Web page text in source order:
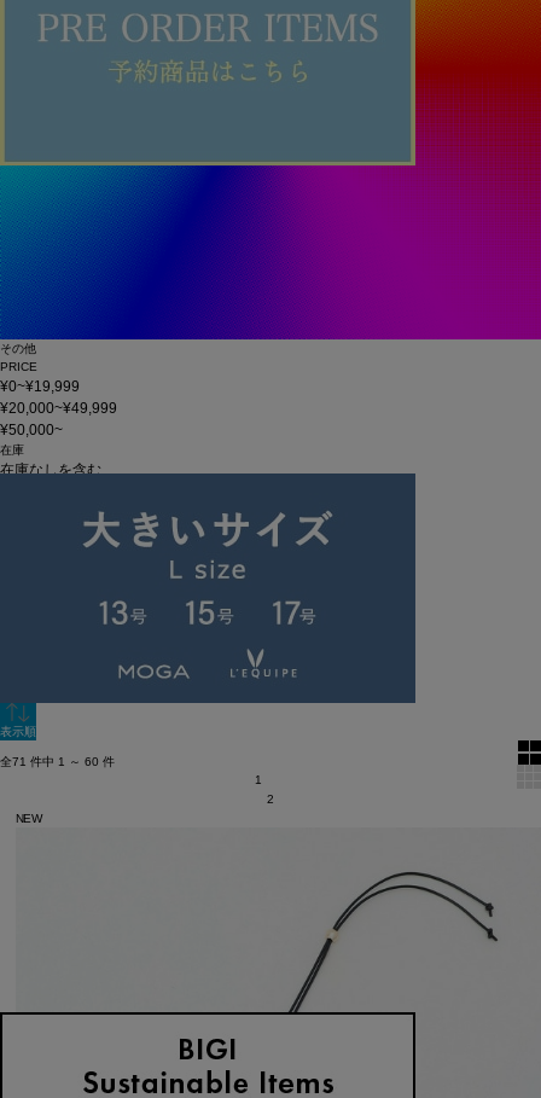
その他
PRICE
¥0~¥19,999
¥20,000~¥49,999
¥50,000~
在庫
在庫なしを含む
表示順
全71 件中 1 ～ 60 件
1
2
NEW